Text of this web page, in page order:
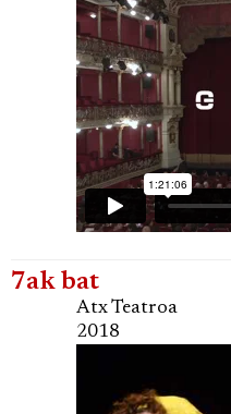
7ak bat
Atx Teatroa
2018